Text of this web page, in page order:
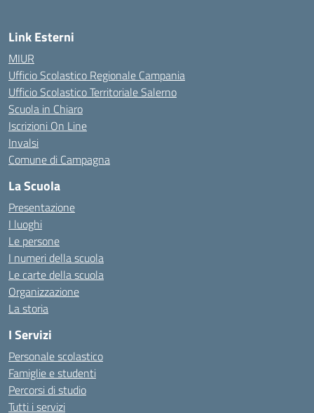
Link Esterni
MIUR
Ufficio Scolastico Regionale Campania
Ufficio Scolastico Territoriale Salerno
Scuola in Chiaro
Iscrizioni On Line
Invalsi
Comune di Campagna
La Scuola
Presentazione
I luoghi
Le persone
I numeri della scuola
Le carte della scuola
Organizzazione
La storia
I Servizi
Personale scolastico
Famiglie e studenti
Percorsi di studio
Tutti i servizi